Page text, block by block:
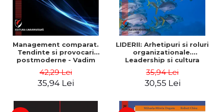
Management comparat.
Tendinte si provocari
postmoderne - Vadim
42,29 Lei
35,94 Lei
LIDERII: Arhetipuri si roluri
organizationale.
Leadership si cultura
Dumitrascu
35,94 Lei
30,55 Lei